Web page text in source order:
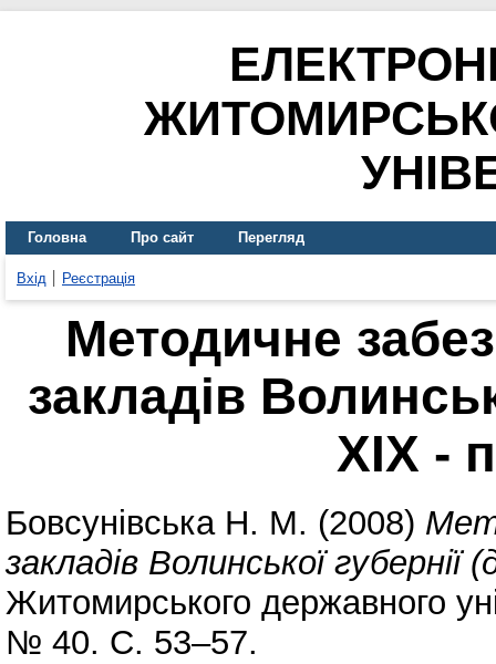
Головна Про сайт Перегляд
Вхід Реєстрація
Методичне
закладів
XIX -
Бовсунівська Н. М. (2008)
закладів Волинської
Житомирського державного
№ 40. С. 53–57.